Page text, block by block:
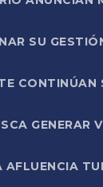
SU
GENERAR
AFLUENCIA